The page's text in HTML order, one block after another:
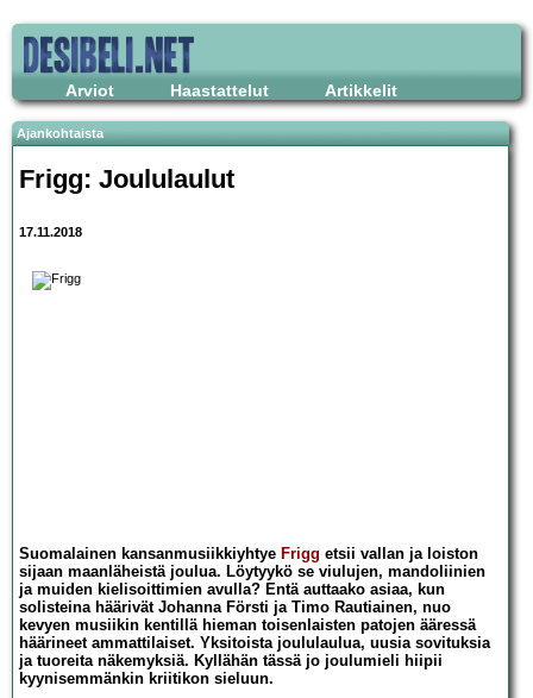
Arviot Haastattelut Artikkelit
Ajankohtaista
Frigg: Joululaulut
17.11.2018
Suomalainen kansanmusiikkiyhtye Frigg etsii vallan ja loiston
sijaan maanläheistä joulua. Löytyykö se viulujen, mandoliinien
ja muiden kielisoittimien avulla? Entä auttaako asiaa, kun
solisteina häärivät Johanna Försti ja Timo Rautiainen, nuo
kevyen musiikin kentillä hieman toisenlaisten patojen ääressä
häärineet ammattilaiset. Yksitoista joululaulua, uusia sovituksia
ja tuoreita näkemyksiä. Kyllähän tässä jo joulumieli hiipii
kyynisemmänkin kriitikon sieluun.